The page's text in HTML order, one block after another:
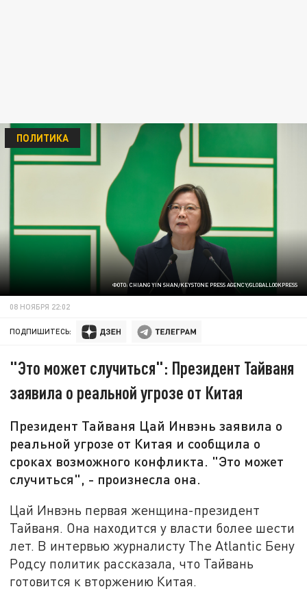
ФОТО: CHIANG YIN SHAN/KEYSTONE PRESS AGENCY/GLOBALLOOKPRESS
ПОЛИТИКА
08 НОЯБРЯ 22:02
ПОДПИШИТЕСЬ:
"Это может случиться": Президент Тайваня
заявила о реальной угрозе от Китая
Президент Тайваня Цай Инвэнь заявила о
реальной угрозе от Китая и сообщила о
сроках возможного конфликта. "Это может
случиться", - произнесла она.
Цай Инвэнь первая женщина-президент
Тайваня. Она находится у власти более шести
лет. В интервью журналисту The Atlantic Бену
Родсу политик рассказала, что Тайвань
готовится к вторжению Китая.